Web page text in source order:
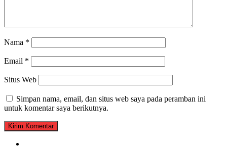
Nama *
Email *
Situs Web
Simpan nama, email, dan situs web saya pada peramban ini
untuk komentar saya berikutnya.